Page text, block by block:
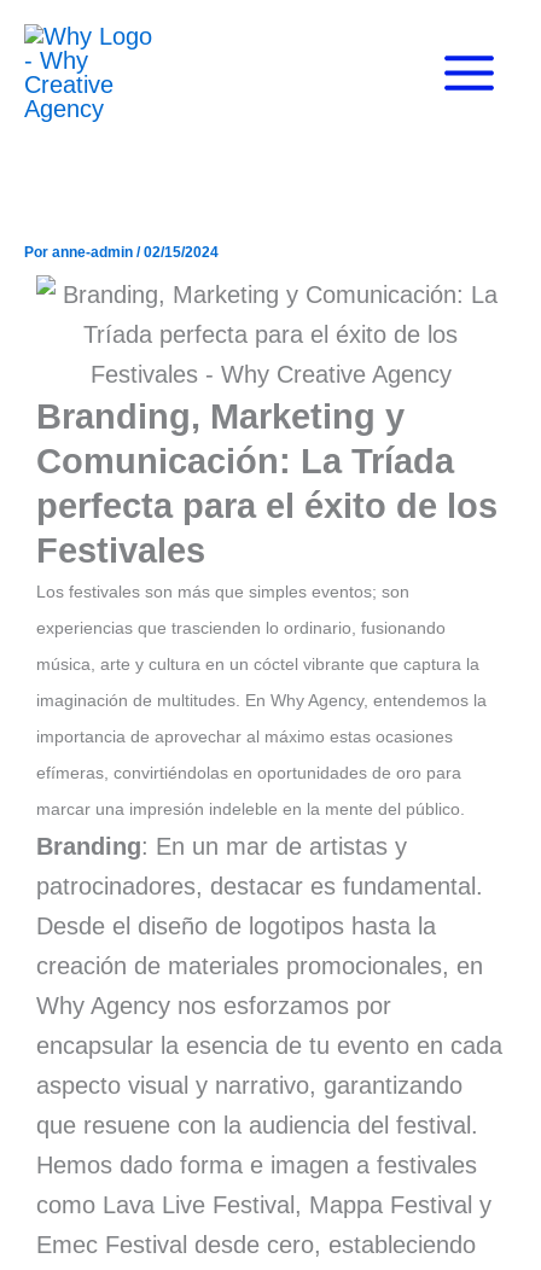
contenido
Por anne-admin /02/15/2024
Branding, Marketing y
Comunicación: La Tríada
perfecta para el éxito de los
Festivales
Los festivales son más que simples eventos; son
experiencias que trascienden lo ordinario, fusionando
música, arte y cultura en un cóctel vibrante que captura la
imaginación de multitudes. En Why Agency, entendemos la
importancia de aprovechar al máximo estas ocasiones
efímeras, convirtiéndolas en oportunidades de oro para
marcar una impresión indeleble en la mente del público.
Branding: En un mar de artistas y
patrocinadores, destacar es fundamental.
Desde el diseño de logotipos hasta la
creación de materiales promocionales, en
Why Agency nos esforzamos por
encapsular la esencia de tu evento en cada
aspecto visual y narrativo, garantizando
que resuene con la audiencia del festival.
Hemos dado forma e imagen a festivales
como Lava Live Festival, Mappa Festival y
Emec Festival desde cero, estableciendo